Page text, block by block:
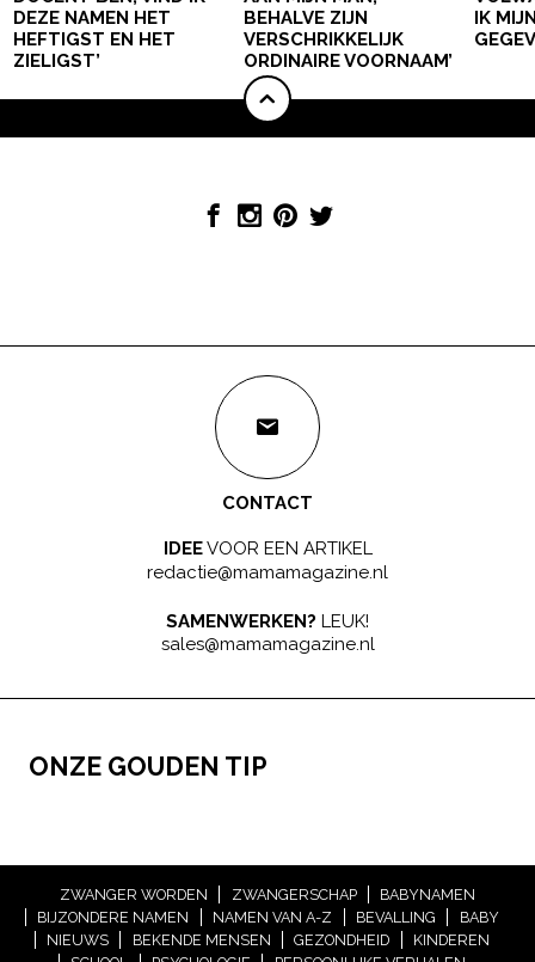
DEZE NAMEN HET
HEFTIGST EN HET
ZIELIGST’
BEHALVE ZIJN
VERSCHRIKKELIJK
ORDINAIRE VOORNAAM’
IK
CONTACT
IDEEVOOR EEN ARTIKEL
redactie@mamamagazine.nl
SAMENWERKEN? LEUK!
sales@mamamagazine.nl
ONZE GOUDEN TIP
ZWANGER WORDEN ZWANGERSCHAP
BABYNAMEN
BIJZONDERE NAMEN
NAMEN VAN A-Z BEVALLING
BABY
NIEUWS
BEKENDE MENSEN GEZONDHEID
KINDEREN